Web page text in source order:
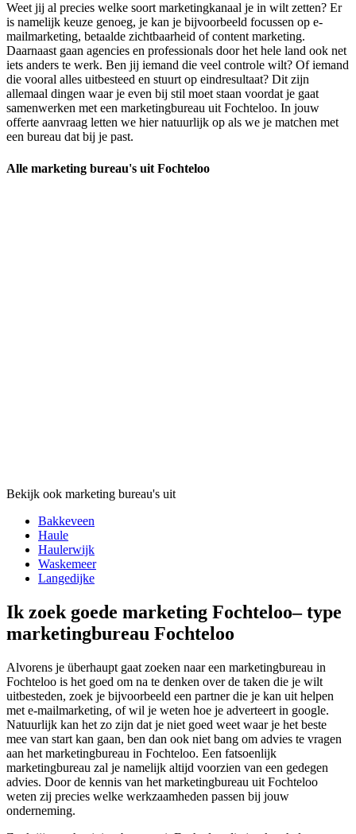
Weet jij al precies welke soort marketingkanaal je in wilt zetten? Er
is namelijk keuze genoeg, je kan je bijvoorbeeld focussen op e-
mailmarketing, betaalde zichtbaarheid of content marketing.
Daarnaast gaan agencies en professionals door het hele land ook net
iets anders te werk. Ben jij iemand die veel controle wilt? Of iemand
die vooral alles uitbesteed en stuurt op eindresultaat? Dit zijn
allemaal dingen waar je even bij stil moet staan voordat je gaat
samenwerken met een marketingbureau uit Fochteloo. In jouw
offerte aanvraag letten we hier natuurlijk op als we je matchen met
een bureau dat bij je past.
Alle marketing bureau's uit Fochteloo
Bekijk ook marketing bureau's uit
Bakkeveen
Haule
Haulerwijk
Waskemeer
Langedijke
Ik zoek goede marketing Fochteloo– type
marketingbureau Fochteloo
Alvorens je überhaupt gaat zoeken naar een marketingbureau in
Fochteloo is het goed om na te denken over de taken die je wilt
uitbesteden, zoek je bijvoorbeeld een partner die je kan uit helpen
met e-mailmarketing, of wil je weten hoe je adverteert in google.
Natuurlijk kan het zo zijn dat je niet goed weet waar je het beste
mee van start kan gaan, ben dan ook niet bang om advies te vragen
aan het marketingbureau in Fochteloo. Een fatsoenlijk
marketingbureau zal je namelijk altijd voorzien van een gedegen
advies. Door de kennis van het marketingbureau uit Fochteloo
weten zij precies welke werkzaamheden passen bij jouw
onderneming.